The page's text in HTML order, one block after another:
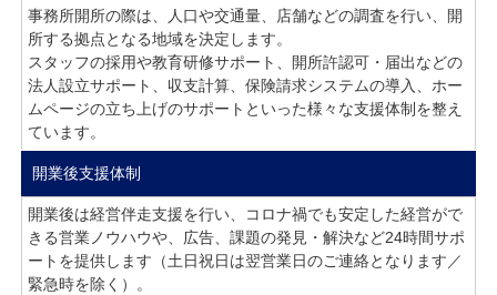
事務所開所の際は、人口や交通量、店舗などの調査を行い、開
所する拠点となる地域を決定します。
スタッフの採用や教育研修サポート、開所許認可・届出などの
法人設立サポート、収支計算、保険請求システムの導入、ホー
ムページの立ち上げのサポートといった様々な支援体制を整え
ています。
開業後支援体制
開業後は経営伴走支援を行い、コロナ禍でも安定した経営がで
きる営業ノウハウや、広告、課題の発見・解決など24時間サポ
ートを提供します（土日祝日は翌営業日のご連絡となります／
緊急時を除く）。